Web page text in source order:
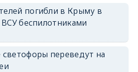
погибли в Крыму в
ВСУ беспилотниками
светофоры переведут на